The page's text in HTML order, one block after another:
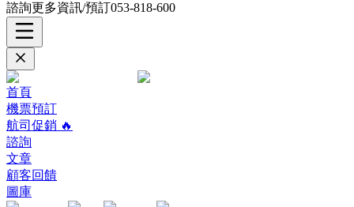
諮詢更多資訊/預訂053-818-600
首頁
機票預訂
航司促銷 🔥
諮詢
文章
顧客回饋
圖庫